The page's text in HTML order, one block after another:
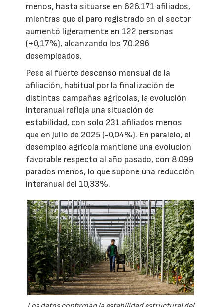
menos, hasta situarse en 626.171 afiliados,
mientras que el paro registrado en el sector
aumentó ligeramente en 122 personas
(+0,17%), alcanzando los 70.296
desempleados.
Pese al fuerte descenso mensual de la
afiliación, habitual por la finalización de
distintas campañas agrícolas, la evolución
interanual refleja una situación de
estabilidad, con solo 231 afiliados menos
que en julio de 2025 (-0,04%). En paralelo, el
desempleo agrícola mantiene una evolución
favorable respecto al año pasado, con 8.099
parados menos, lo que supone una reducción
interanual del 10,33%.